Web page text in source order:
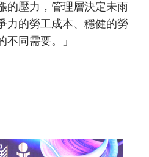
的壓力，管理層決定未雨
力的勞工成本、穩健的勞
同需要。」